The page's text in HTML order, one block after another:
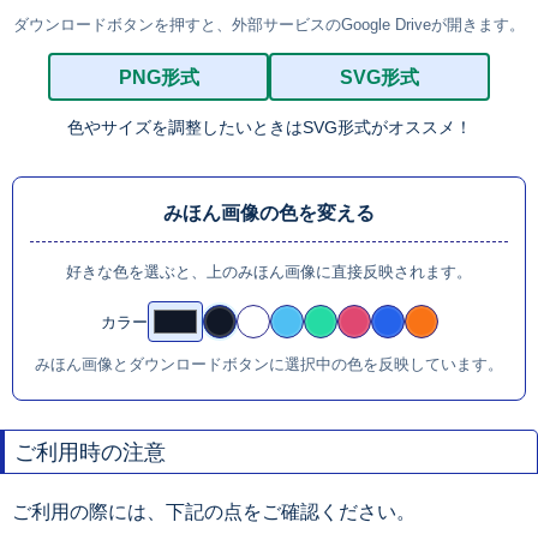
ダウンロードボタンを押すと、外部サービスのGoogle Driveが開きます。
PNG形式 SVG形式
色やサイズを調整したいときはSVG形式がオススメ！
みほん画像の色を変える
好きな色を選ぶと、上のみほん画像に直接反映されます。
カラー
みほん画像とダウンロードボタンに選択中の色を反映しています。
ご利用時の注意
ご利用の際には、下記の点をご確認ください。